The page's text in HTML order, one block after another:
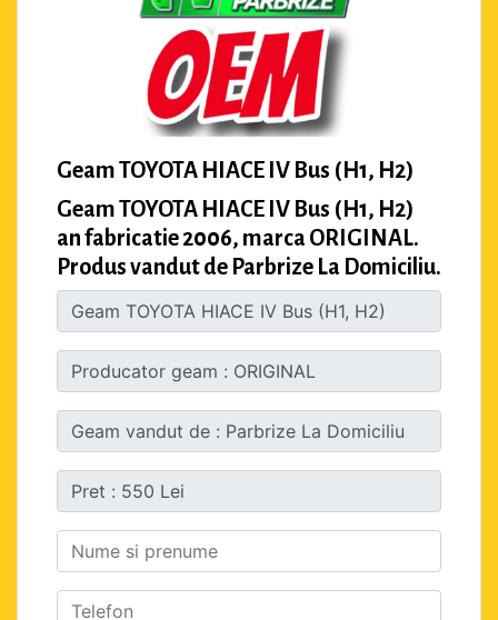
Geam TOYOTA HIACE IV Bus (H1, H2)
Geam TOYOTA HIACE IV Bus (H1, H2)
an fabricatie 2006, marca ORIGINAL.
Produs vandut de Parbrize La Domiciliu.